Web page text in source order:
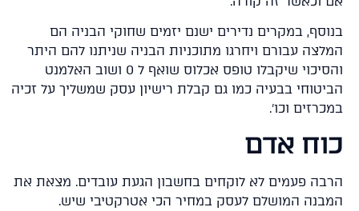
במקרים נדירים ישנם יזמים שחוקי הבניה הם
עבורם ויחרגו מתוכניות הבניה שניתנו להם היתר
והסיכוי שיקבלו טופס אכלוס שואף ל 0 ושוב האלמנט
בבעיה כמו גם קבלת רישיון עסק שמשליך על זכיה
וכו'.
אדם
פעמים לא לוקחים בחשבון הגעת עובדים. מצאת את
המושלם לעסק במחיר הכי אטרקטיבי שיש.